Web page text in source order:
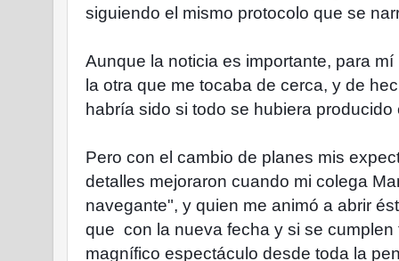
siguiendo el mismo protocolo que se
Aunque la noticia es importante, para
la otra que me tocaba de cerca, y de
habría sido si todo se hubiera
Pero con el cambio de planes mis
detalles mejoraron cuando mi colega
navegante", y quien me animó a abrir
que con la nueva fecha y si se
magnífico espectáculo desde toda la